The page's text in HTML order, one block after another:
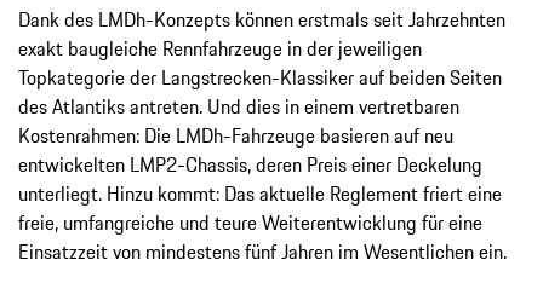
Dank des LMDh-Konzepts können erstmals seit Jahrzehnten
exakt baugleiche Rennfahrzeuge in der jeweiligen
Topkategorie der Langstrecken-Klassiker auf beiden Seiten
des Atlantiks antreten. Und dies in einem vertretbaren
Kostenrahmen: Die LMDh-Fahrzeuge basieren auf neu
entwickelten LMP2-Chassis, deren Preis einer Deckelung
unterliegt. Hinzu kommt: Das aktuelle Reglement friert eine
freie, umfangreiche und teure Weiterentwicklung für eine
Einsatzzeit von mindestens fünf Jahren im Wesentlichen ein.